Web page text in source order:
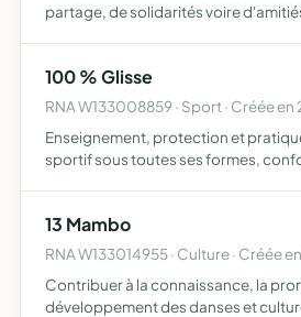
partage, de solidarités voire
100 % Glisse
RNA W133008859 · Sport · Créée
Enseignement, protection et
sportif sous toutes ses formes,
les ar…
13 Mambo
RNA W133014955 · Culture · Créée
Contribuer à la connaissance, la
développement des danses et